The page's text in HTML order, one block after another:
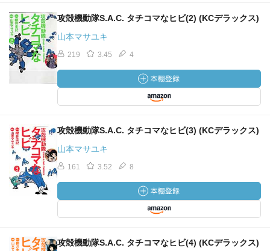
攻殻機動隊S.A.C. タチコマなヒビ(2) (KCデラックス)
山本マサユキ
219 3.45 4
攻殻機動隊S.A.C. タチコマなヒビ(3) (KCデラックス)
山本マサユキ
161 3.52 8
攻殻機動隊S.A.C. タチコマなヒビ(4) (KCデラックス)